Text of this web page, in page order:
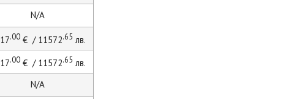
N/A
.00€ / 11572.65 лв.
.00€ / 11572.65 лв.
N/A